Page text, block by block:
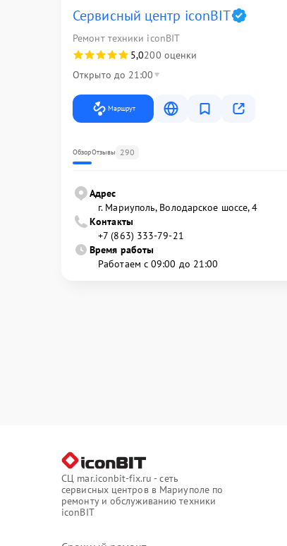
Сервисный центр iconBIT
Ремонт техники iconBIT
5,0200 оценки
Открыто до 21:00
Маршрут
ОбзорОтзывы 290
Адрес
г. Мариуполь, Володарское шоссе, 4
Контакты
+7 (863) 333-79-21
Время работы
Работаем с 09:00 до 21:00
СЦ mar.iconbit-fix.ru - сеть
сервисных центров в Мариуполе по
ремонту и обслуживанию техники
iconBIT